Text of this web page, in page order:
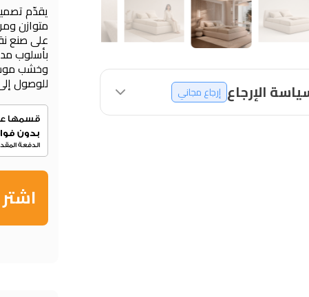
الإرجاع إرجاع مجاني
يقدّم
متوازن
على صنع
بأسلوب
وخشب
للوصول